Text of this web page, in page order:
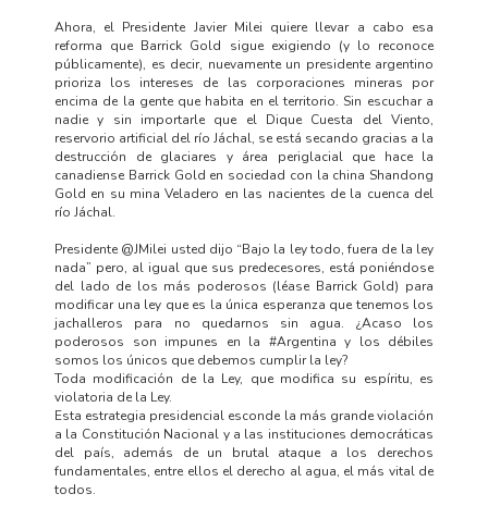
Ahora, el Presidente Javier Milei quiere llevar a cabo esa
reforma que Barrick Gold sigue exigiendo (y lo reconoce
públicamente), es decir, nuevamente un presidente argentino
prioriza los intereses de las corporaciones mineras por
encima de la gente que habita en el territorio. Sin escuchar a
nadie y sin importarle que el Dique Cuesta del Viento,
reservorio artificial del río Jáchal, se está secando gracias a la
destrucción de glaciares y área periglacial que hace la
canadiense Barrick Gold en sociedad con la china Shandong
Gold en su mina Veladero en las nacientes de la cuenca del
río Jáchal.
Presidente @JMilei usted dijo “Bajo la ley todo, fuera de la ley
nada” pero, al igual que sus predecesores, está poniéndose
del lado de los más poderosos (léase Barrick Gold) para
modificar una ley que es la única esperanza que tenemos los
jachalleros para no quedarnos sin agua. ¿Acaso los
poderosos son impunes en la #Argentina y los débiles
somos los únicos que debemos cumplir la ley?
Toda modificación de la Ley, que modifica su espíritu, es
violatoria de la Ley.
Esta estrategia presidencial esconde la más grande violación
a la Constitución Nacional y a las instituciones democráticas
del país, además de un brutal ataque a los derechos
fundamentales, entre ellos el derecho al agua, el más vital de
todos.